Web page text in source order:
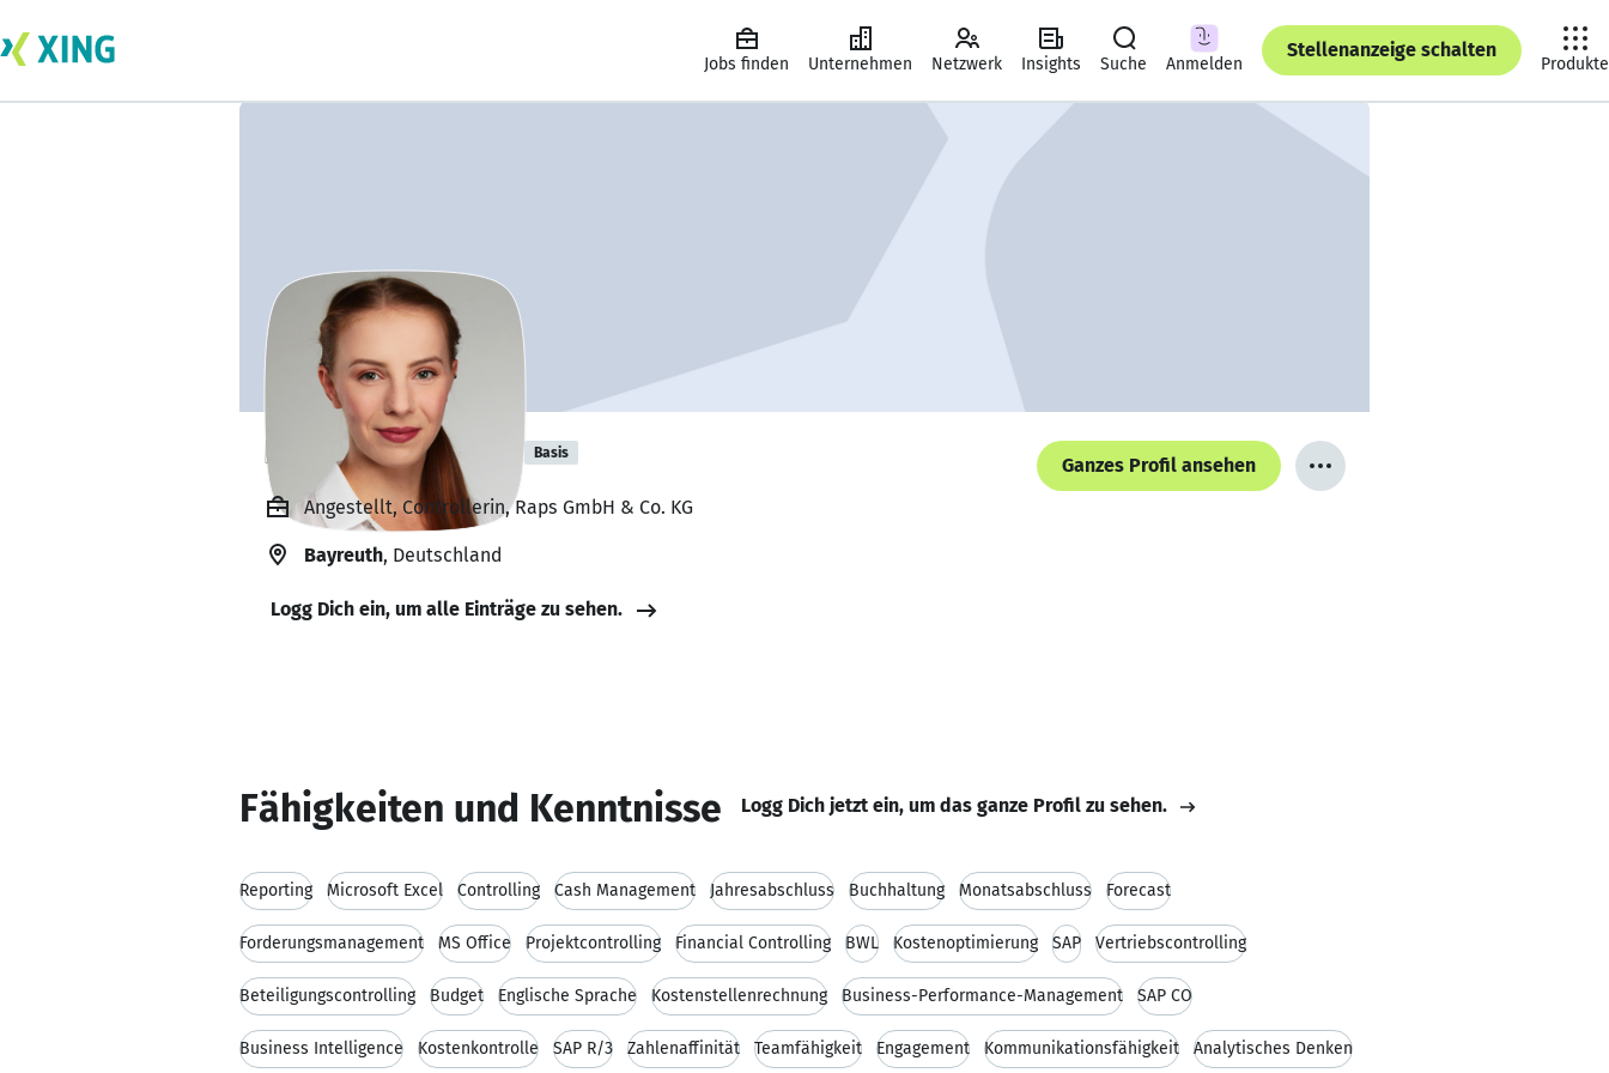
Jobs finden Unternehmen Netzwerk Insights Suche Anmelden
Stellenanzeige schalten
Produkte
Lisa Sesselmann Basis
Ganzes Profil ansehen
Angestellt, Controllerin, Raps GmbH & Co. KG
Bayreuth, Deutschland
Logg Dich ein, um alle Einträge zu sehen.
Fähigkeiten und Kenntnisse Logg Dich jetzt ein, um das ganze Profil zu sehen.
Reporting Microsoft Excel Controlling Cash Management Jahresabschluss Buchhaltung Monatsabschluss Forecast
Forderungsmanagement MS Office Projektcontrolling Financial Controlling BWL Kostenoptimierung SAP Vertriebscontrolling
Beteiligungscontrolling Budget Englische Sprache Kostenstellenrechnung Business-Performance-Management SAP CO
Business Intelligence Kostenkontrolle SAP R/3 Zahlenaffinität Teamfähigkeit Engagement Kommunikationsfähigkeit Analytisches Denken